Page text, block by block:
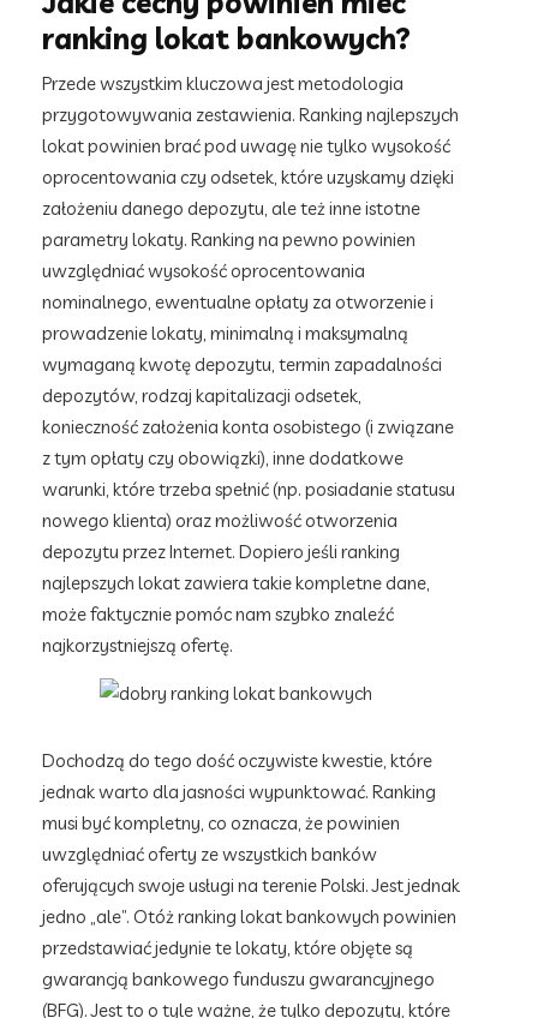
ranking lokat bankowych?
Przede wszystkim kluczowa jest metodologia
przygotowywania zestawienia. Ranking najlepszych
lokat powinien brać pod uwagę nie tylko wysokość
oprocentowania czy odsetek, które uzyskamy dzięki
założeniu danego depozytu, ale też inne istotne
parametry lokaty. Ranking na pewno powinien
uwzględniać wysokość oprocentowania
nominalnego, ewentualne opłaty za otworzenie i
prowadzenie lokaty, minimalną i maksymalną
wymaganą kwotę depozytu, termin zapadalności
depozytów, rodzaj kapitalizacji odsetek,
konieczność założenia konta osobistego (i związane
z tym opłaty czy obowiązki), inne dodatkowe
warunki, które trzeba spełnić (np. posiadanie statusu
nowego klienta) oraz możliwość otworzenia
depozytu przez Internet. Dopiero jeśli ranking
najlepszych lokat zawiera takie kompletne dane,
może faktycznie pomóc nam szybko znaleźć
najkorzystniejszą ofertę.
Dochodzą do tego dość oczywiste kwestie, które
jednak warto dla jasności wypunktować. Ranking
musi być kompletny, co oznacza, że powinien
uwzględniać oferty ze wszystkich banków
oferujących swoje usługi na terenie Polski. Jest jednak
jedno „ale”. Otóż ranking lokat bankowych powinien
przedstawiać jedynie te lokaty, które objęte są
gwarancją bankowego funduszu gwarancyjnego
(BFG). Jest to o tyle ważne, że tylko depozyty, które